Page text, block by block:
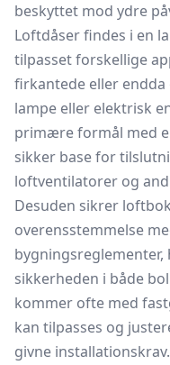
beskyttet mod ydre
Loftdåser findes i en
tilpasset forskellige
firkantede eller
lampe eller elektrisk
primære formål med
sikker base for
loftventilatorer og
Desuden sikrer
overensstemmelse
sikkerheden i både
kommer ofte med
kan tilpasses og
givne installationskrav.